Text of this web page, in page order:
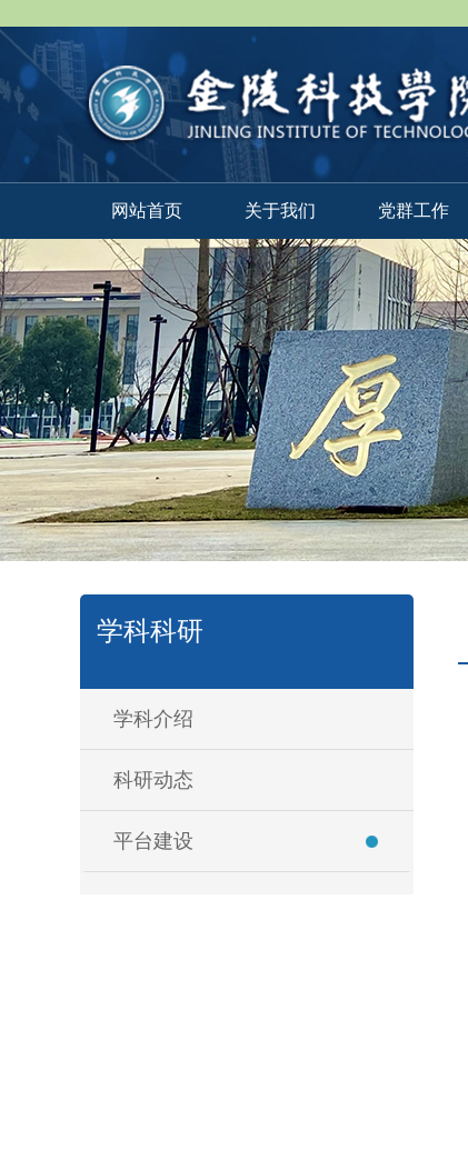
网站首页 关于我们 党群工作
学科科研
学科介绍
科研动态
平台建设